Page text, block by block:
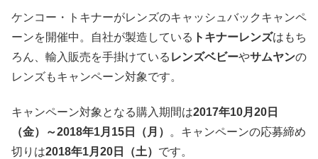
ケンコー・トキナーがレンズのキャッシュバックキャンペ
ーンを開催中。自社が製造している トキナーレンズはもち
ろん、輸入販売を手掛けている レンズベビーやサムヤンの
レンズもキャンペーン対象です。
キャンペーン対象となる購入期間は2017年10月20日
（金）～2018年1月15日（月） 。キャンペーンの応募締め
切りは2018年1月20日（土） です。